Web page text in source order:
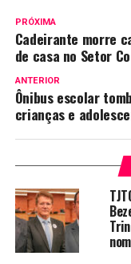
PRÓXIMA
Cadeirante morre
de casa no Setor
ANTERIOR
Ônibus escolar
crianças e